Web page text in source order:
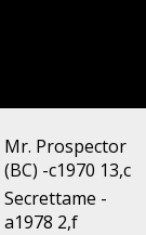
Mr. Prospector
(BC) -c1970 13,c
Secrettame -
a1978 2,f